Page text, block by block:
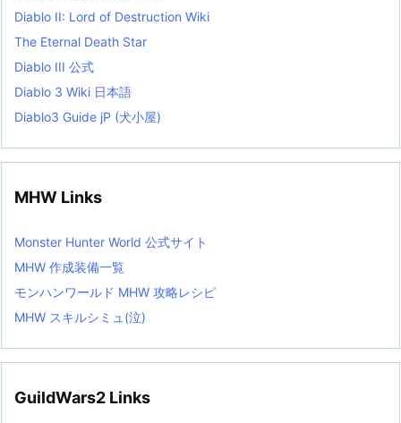
Diablo II: Lord of Destruction Wiki
The Eternal Death Star
Diablo III 公式
Diablo 3 Wiki 日本語
Diablo3 Guide jP (犬小屋)
MHW Links
Monster Hunter World 公式サイト
MHW 作成装備一覧
モンハンワールド MHW 攻略レシピ
MHW スキルシミュ(泣)
GuildWars2 Links